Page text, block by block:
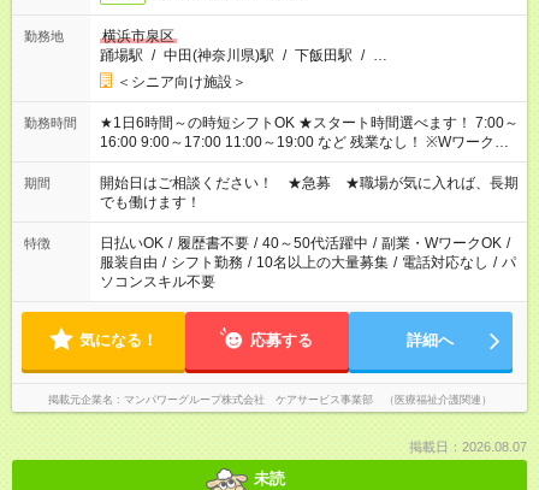
勤務地
横浜市泉区
踊場駅 / 中田(神奈川県)駅 / 下飯田駅 / …
＜シニア向け施設＞
勤務時間
★1日6時間～の時短シフトOK ★スタート時間選べます！ 7:00～
16:00 9:00～17:00 11:00～19:00 など 残業なし！ ※Wワークの
場合、他のお仕事と合わせ週40時間超の就業はご案内できませ
ん ※法令に基づき、週20時間以上勤務は社会保険への加入対象
となります ※労働者派遣法（日雇い派遣の原則禁止）により、
短時間・短期間の就業はご案内が難しい場合があります
期間
開始日はご相談ください！ ★急募 ★職場が気に入れば、長期
でも働けます！
特徴 日払いOK / 履歴書不要 / 40～50代活躍中 / 副業・WワークOK /
服装自由 / シフト勤務 / 10名以上の大量募集 / 電話対応なし / パ
ソコンスキル不要
気になる！ 応募する 詳細へ
掲載元企業名 マンパワーグループ株式会社 ケアサービス事業部 （医療福祉介護関連）
掲載日：2026.08.07
未読